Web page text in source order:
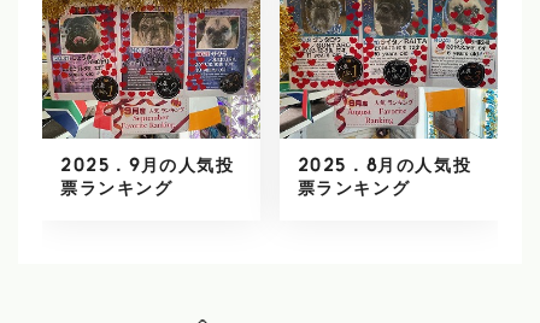
2025．9月の人気投
票ランキング
2025．8月の人気投
票ランキング